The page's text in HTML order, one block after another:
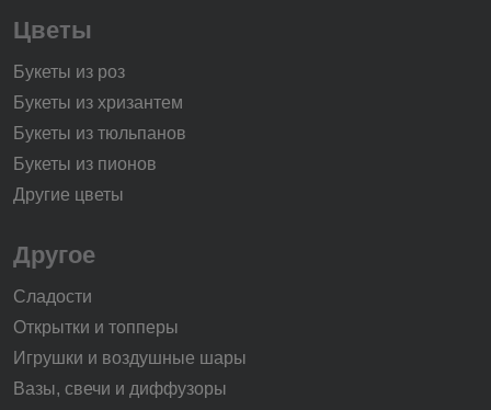
Цветы
Букеты из роз
Букеты из хризантем
Букеты из тюльпанов
Букеты из пионов
Другие цветы
Другое
Сладости
Открытки и топперы
Игрушки и воздушные шары
Вазы, свечи и диффузоры